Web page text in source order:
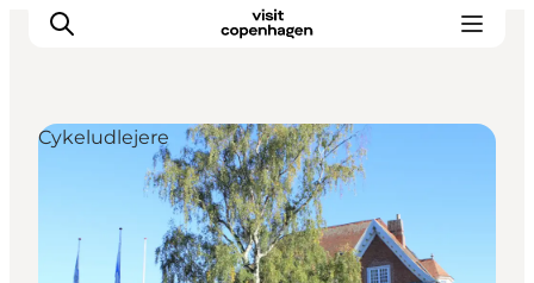
This is Copenhagen
Aktiviteter
Spis & drik
Cykeludlejere